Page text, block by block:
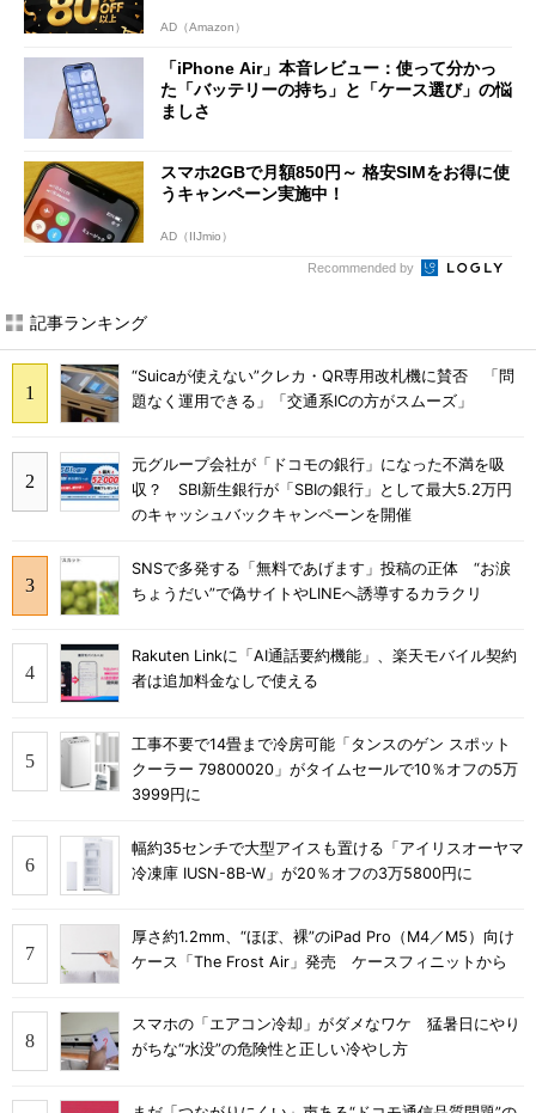
AD（Amazon）
「iPhone Air」本音レビュー：使って分かっ
た「バッテリーの持ち」と「ケース選び」の悩
ましさ
スマホ2GBで月額850円～ 格安SIMをお得に使
うキャンペーン実施中！
AD（IIJmio）
Recommended by
記事ランキング
“Suicaが使えない”クレカ・QR専用改札機に賛否 「問
題なく運用できる」「交通系ICの方がスムーズ」
元グループ会社が「ドコモの銀行」になった不満を吸
収？ SBI新生銀行が「SBIの銀行」として最大5.2万円
のキャッシュバックキャンペーンを開催
SNSで多発する「無料であげます」投稿の正体 “お涙
ちょうだい”で偽サイトやLINEへ誘導するカラクリ
Rakuten Linkに「AI通話要約機能」、楽天モバイル契約
者は追加料金なしで使える
工事不要で14畳まで冷房可能「タンスのゲン スポット
クーラー 79800020」がタイムセールで10％オフの5万
3999円に
幅約35センチで大型アイスも置ける「アイリスオーヤマ
冷凍庫 IUSN-8B-W」が20％オフの3万5800円に
厚さ約1.2mm、“ほぼ、裸”のiPad Pro（M4／M5）向け
ケース「The Frost Air」発売 ケースフィニットから
スマホの「エアコン冷却」がダメなワケ 猛暑日にやり
がちな“水没”の危険性と正しい冷やし方